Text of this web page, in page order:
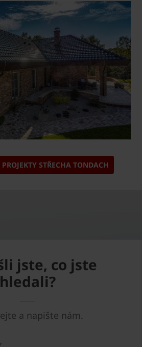
PROJEKTY STŘECHA TONDACH
jste, co jste
hledali?
a napište nám.